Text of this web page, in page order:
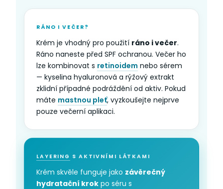
RÁNO I VEČER?
Krém je vhodný pro použití ráno i večer.
Ráno naneste před SPF ochranou. Večer ho
lze kombinovat s retinoidem nebo sérem
— kyselina hyaluronová a rýžový extrakt
zklidní případné podráždění od aktiv. Pokud
máte mastnou pleť, vyzkoušejte nejprve
pouze večerní aplikaci.
LAYERING S AKTIVNÍMI LÁTKAMI
Krém skvěle funguje jako závěrečný
hydratační krok po séru s